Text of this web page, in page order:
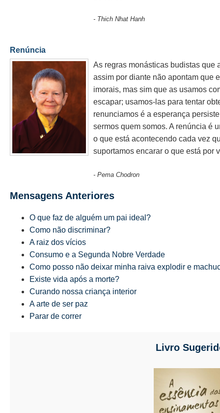
- Thich Nhat Hanh
Renúncia
As regras monásticas budistas que
assim por diante não apontam que
imorais, mas sim que as usamos
escapar; usamos-las para tentar
renunciamos é a esperança
sermos quem somos. A renúncia é
o que está acontecendo cada vez
suportamos encarar o que está por
- Pema Chodron
Mensagens Anteriores
O que faz de alguém um pai ideal?
Como não discriminar?
A raiz dos vícios
Consumo e a Segunda Nobre Verdade
Como posso não deixar minha raiva explodir e
Existe vida após a morte?
Curando nossa criança interior
A arte de ser paz
Parar de correr
Livro